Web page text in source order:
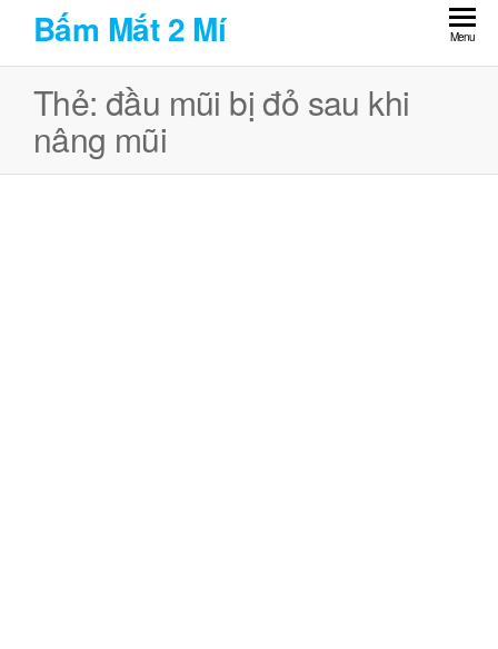
the
content
Bấm Mắt 2 Mí Menu
Thẻ: đầu mũi bị đỏ sau khi
nâng mũi